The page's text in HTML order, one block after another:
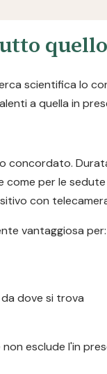
scientifica lo
a quella in
concordato.
per le
con
vantaggiosa per:
dove si trova
esclude l'in